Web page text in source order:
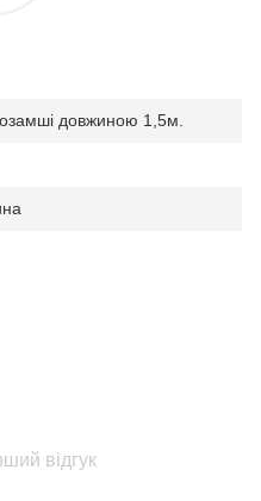
довжиною 1,5м.
відгук